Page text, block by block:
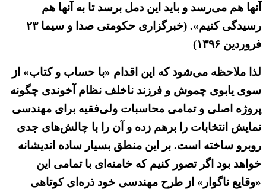
آنها هم می‌رسد و باید این دمل برسد تا به آنها هم
رسیدگی کنیم». (خبرگزاری حکومتی صدا و سیما ۲۳
فروردین ۱۳۹۶)
لذا ملاحظه می‌شود که این اقدام «با حساب و کتاب» از
سوی یابوی چموش و فرزند ناخلف نظام آخوندی چگونه
پروژه اصلی و تمامی محاسبات ولی‌فقیه برای مهندسی
نمایش انتخابات را برهم زده و آن را با چالش‌های جدی
روبرو ساخته است. بر این منطق بسیار ساده اندیشانه
خواهد بود اگر تصور کنیم که خامنه‌ای با تمامی این
«وقایع ناگوار» از طرح مهندسی خود ذره‌ای کوتاهی